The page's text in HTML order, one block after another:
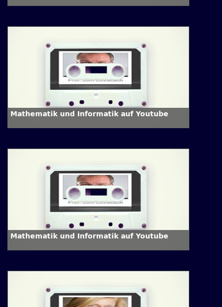
Mathematik und Informatik auf Youtube
Mathematik und Informatik auf Youtube